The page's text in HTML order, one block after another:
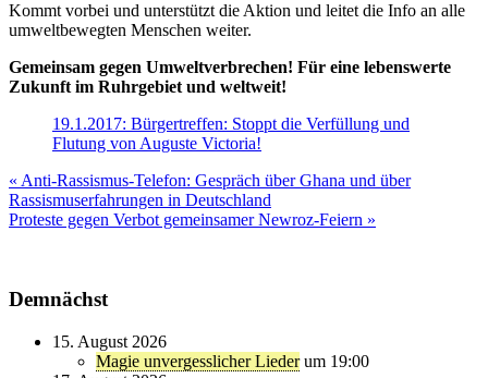
Kommt vorbei und unterstützt die Aktion und leitet die Info an alle
umweltbewegten Menschen weiter.
Gemeinsam gegen Umweltverbrechen! Für eine lebenswerte
Zukunft im Ruhrgebiet und weltweit!
19.1.2017: Bürgertreffen: Stoppt die Verfüllung und
Flutung von Auguste Victoria!
Beitragsnavigation
« Anti-Rassismus-Telefon: Gespräch über Ghana und über
Rassismuserfahrungen in Deutschland
Proteste gegen Verbot gemeinsamer Newroz-Feiern »
Demnächst
15. August 2026
Magie unvergesslicher Lieder um 19:00